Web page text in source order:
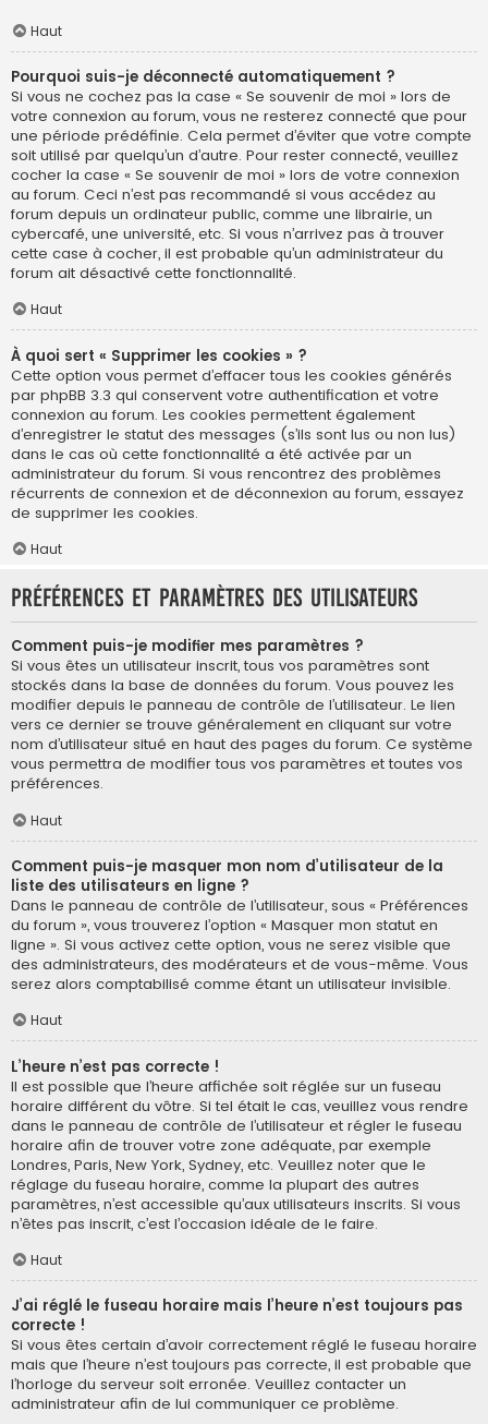
Haut
Pourquoi suis-je déconnecté automatiquement ?
Si vous ne cochez pas la case « Se souvenir de moi » lors de
votre connexion au forum, vous ne resterez connecté que pour
une période prédéfinie. Cela permet d’éviter que votre compte
soit utilisé par quelqu’un d’autre. Pour rester connecté, veuillez
cocher la case « Se souvenir de moi » lors de votre connexion
au forum. Ceci n’est pas recommandé si vous accédez au
forum depuis un ordinateur public, comme une librairie, un
cybercafé, une université, etc. Si vous n’arrivez pas à trouver
cette case à cocher, il est probable qu’un administrateur du
forum ait désactivé cette fonctionnalité.
Haut
À quoi sert « Supprimer les cookies » ?
Cette option vous permet d’effacer tous les cookies générés
par phpBB 3.3 qui conservent votre authentification et votre
connexion au forum. Les cookies permettent également
d’enregistrer le statut des messages (s’ils sont lus ou non lus)
dans le cas où cette fonctionnalité a été activée par un
administrateur du forum. Si vous rencontrez des problèmes
récurrents de connexion et de déconnexion au forum, essayez
de supprimer les cookies.
Haut
Préférences et paramètres des utilisateurs
Comment puis-je modifier mes paramètres ?
Si vous êtes un utilisateur inscrit, tous vos paramètres sont
stockés dans la base de données du forum. Vous pouvez les
modifier depuis le panneau de contrôle de l’utilisateur. Le lien
vers ce dernier se trouve généralement en cliquant sur votre
nom d’utilisateur situé en haut des pages du forum. Ce système
vous permettra de modifier tous vos paramètres et toutes vos
préférences.
Haut
Comment puis-je masquer mon nom d’utilisateur de la
liste des utilisateurs en ligne ?
Dans le panneau de contrôle de l’utilisateur, sous « Préférences
du forum », vous trouverez l’option « Masquer mon statut en
ligne ». Si vous activez cette option, vous ne serez visible que
des administrateurs, des modérateurs et de vous-même. Vous
serez alors comptabilisé comme étant un utilisateur invisible.
Haut
L’heure n’est pas correcte !
Il est possible que l’heure affichée soit réglée sur un fuseau
horaire différent du vôtre. Si tel était le cas, veuillez vous rendre
dans le panneau de contrôle de l’utilisateur et régler le fuseau
horaire afin de trouver votre zone adéquate, par exemple
Londres, Paris, New York, Sydney, etc. Veuillez noter que le
réglage du fuseau horaire, comme la plupart des autres
paramètres, n’est accessible qu’aux utilisateurs inscrits. Si vous
n’êtes pas inscrit, c’est l’occasion idéale de le faire.
Haut
J’ai réglé le fuseau horaire mais l’heure n’est toujours pas
correcte !
Si vous êtes certain d’avoir correctement réglé le fuseau horaire
mais que l’heure n’est toujours pas correcte, il est probable que
l’horloge du serveur soit erronée. Veuillez contacter un
administrateur afin de lui communiquer ce problème.